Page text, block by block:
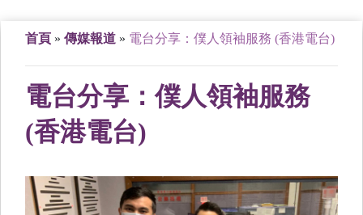
首頁 » 傳媒報道 » 電台分享：僕人領袖服務 (香港電台)
電台分享：僕人領袖服務
(香港電台)